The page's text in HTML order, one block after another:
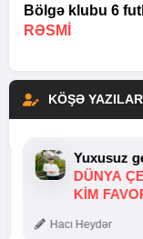
Bölgə klubu 6
RƏSMİ
KÖŞƏ
Yuxusuz
DÜNYA
KIM
Hacı Heydər